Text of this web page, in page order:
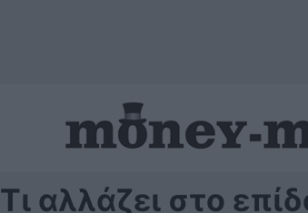
Τι αλλάζει στο